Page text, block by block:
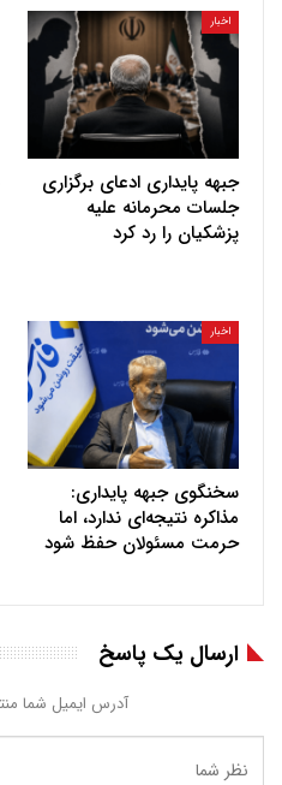
اخبار
جبهه پایداری ادعای برگزاری
جلسات محرمانه علیه
پزشکیان را رد کرد
اخبار
سخنگوی جبهه پایداری:
مذاکره نتیجه‌ای ندارد، اما
حرمت مسئولان حفظ شود
ارسال یک پاسخ
آدرس ایمیل شما